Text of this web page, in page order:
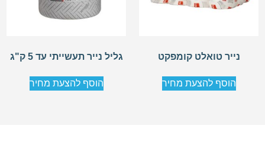
נייר טואלט קומפקט
הוסף להצעת מחיר
גליל נייר תעשייתי עד 5 ק"ג
הוסף להצעת מחיר